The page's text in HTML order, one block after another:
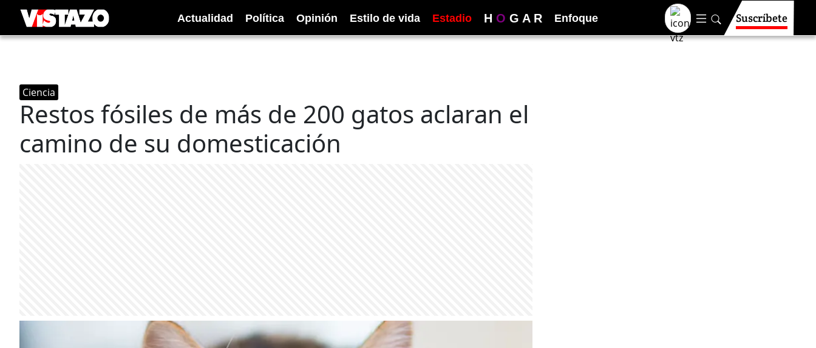
Actualidad Política Opinión Estilo de vida Estadio H O G A R Enfoque Suscríbete
Ciencia
Restos fósiles de más de 200 gatos aclaran el
camino de su domesticación